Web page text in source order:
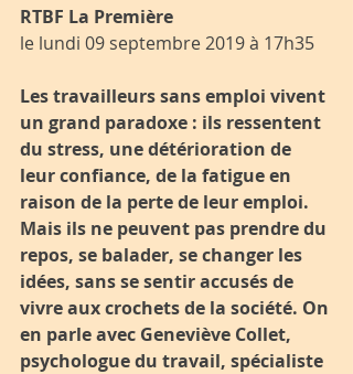
RTBF La Première
le lundi 09 septembre 2019 à 17h35
Les travailleurs sans emploi vivent
un grand paradoxe : ils ressentent
du stress, une détérioration de
leur confiance, de la fatigue en
raison de la perte de leur emploi.
Mais ils ne peuvent pas prendre du
repos, se balader, se changer les
idées, sans se sentir accusés de
vivre aux crochets de la société. On
en parle avec Geneviève Collet,
psychologue du travail, spécialiste